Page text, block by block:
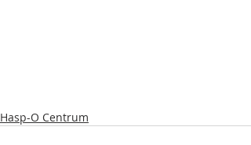
Hasp-O Centrum